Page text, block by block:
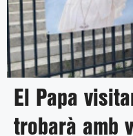
El Papa
trobarà amb